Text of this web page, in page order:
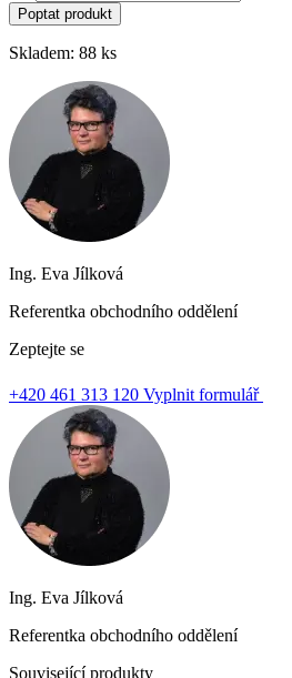
Poptat produkt
Skladem: 88 ks
Ing. Eva Jílková
Referentka obchodního oddělení
Zeptejte se
+420 461 313 120 Vyplnit formulář
Ing. Eva Jílková
Referentka obchodního oddělení
Související produkty